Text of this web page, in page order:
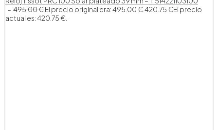
495.00€El precio original era: 495.00 €.420.75€El precio
actual es: 420.75 €.